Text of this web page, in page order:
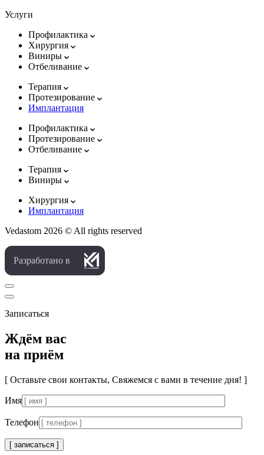
Услуги
Профилактика
Хирургия
Виниры
Отбеливание
Терапия
Протезирование
Имплантация
Профилактика
Протезирование
Отбеливание
Терапия
Виниры
Хирургия
Имплантация
Vedastom 2026 © All rights reserved
Разработано в
Записаться
Ждём вас
на приём
[ Оставьте свои контакты, Свяжемся с вами в течение дня! ]
Имя
Телефон